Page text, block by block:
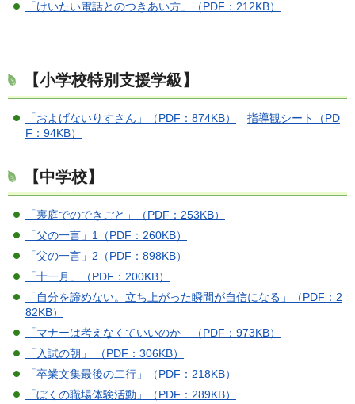
「けいたい電話とのつきあい方」（PDF：212KB）
【小学校特別支援学級】
「およげないりすさん」（PDF：874KB）
指導観シート（PD
F：94KB）
【中学校】
「裏庭でのできごと」（PDF：253KB）
「父の一言」1（PDF：260KB）
「父の一言」2（PDF：898KB）
「十一月」（PDF：200KB）
「自分を諦めない。立ち上がった瞬間が自信になる」（PDF：2
82KB）
「マナーは考えなくていいのか」（PDF：973KB）
「入試の朝」 （PDF：306KB）
「卒業文集最後の二行」（PDF：218KB）
「ぼくの職場体験活動」（PDF：289KB）